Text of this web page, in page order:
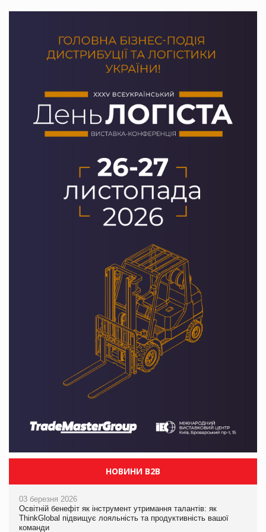
НОВИНИ B2B
03 березня 2026
Освітній бенефіт як інструмент утримання талантів: як
ThinkGlobal підвищує лояльність та продуктивність вашої
команди